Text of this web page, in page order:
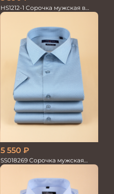
HS1212-1 Сорочка мужская в
мелкую полоску
5 550 ₽
SS018269 Сорочка мужская
кор.рукав GROSTYLE PRIME